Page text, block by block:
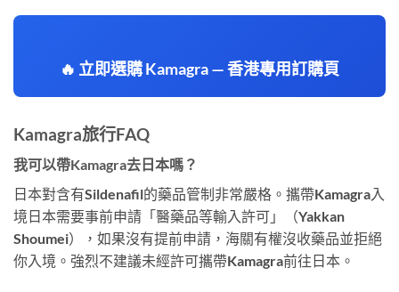
🔥 立即選購 Kamagra — 香港專用訂購頁
Kamagra旅行FAQ
我可以帶Kamagra去日本嗎？
日本對含有Sildenafil的藥品管制非常嚴格。攜帶Kamagra入
境日本需要事前申請「醫藥品等輸入許可」（Yakkan
Shoumei），如果沒有提前申請，海關有權沒收藥品並拒絕
你入境。強烈不建議未經許可攜帶Kamagra前往日本。